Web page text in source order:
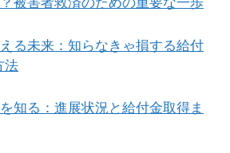
る未来：知らなきゃ損する給付
法
知る：進展状況と給付金取得ま